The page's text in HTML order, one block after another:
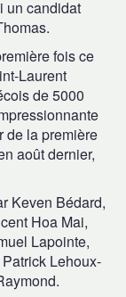
un candidat
fois ce
Laurent
de 5000
de la première
août dernier,
Keven Bédard,
Hoa Mai,
Lapointe,
Lehoux-